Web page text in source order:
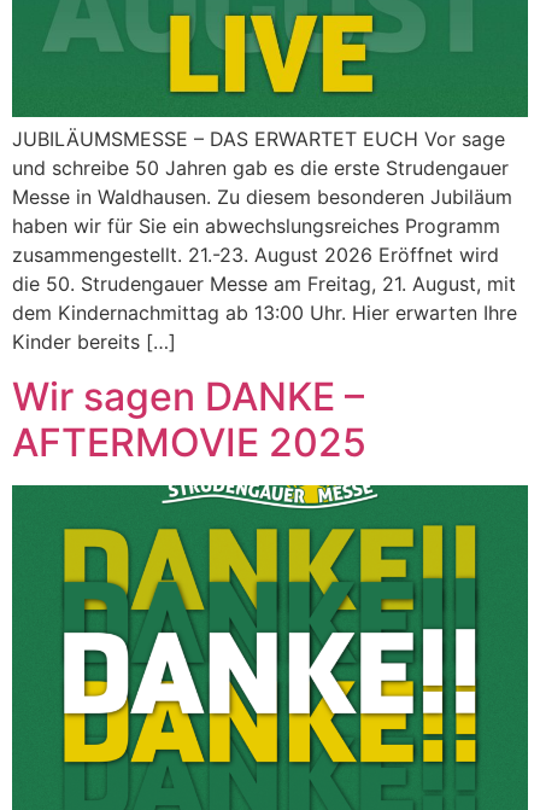
JUBILÄUMSMESSE – DAS ERWARTET EUCH Vor sage
und schreibe 50 Jahren gab es die erste Strudengauer
Messe in Waldhausen. Zu diesem besonderen Jubiläum
haben wir für Sie ein abwechslungsreiches Programm
zusammengestellt. 21.-23. August 2026 Eröffnet wird
die 50. Strudengauer Messe am Freitag, 21. August, mit
dem Kindernachmittag ab 13:00 Uhr. Hier erwarten Ihre
Kinder bereits […]
Wir sagen DANKE –
AFTERMOVIE 2025